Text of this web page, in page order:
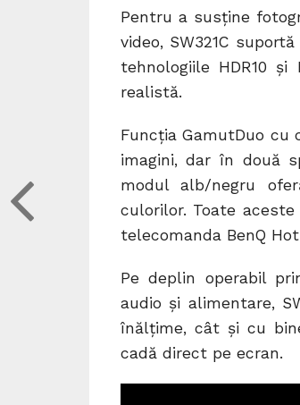
Pentru a susține
video, SW321C
tehnologiile HDR10
realistă.
Funcția GamutDuo cu
imagini, dar în două
modul alb/negru
culorilor. Toate
telecomanda BenQ
Pe deplin operabil
audio și alimentare,
înălțime, cât şi cu
cadă direct pe ecran.